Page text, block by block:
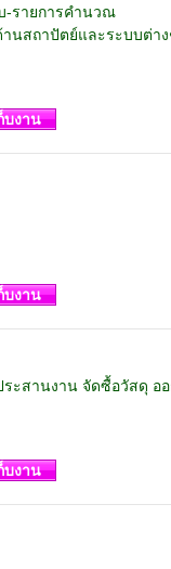
-รายการคำนวณ
นสถาปัตย์และระบบต่าง
บงาน
บงาน
ะสานงาน จัดซื้อวัสดุ อ
บงาน